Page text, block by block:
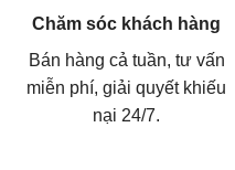
Chăm sóc khách hàng
Bán hàng cả tuần, tư vấn
miễn phí, giải quyết khiếu
nại 24/7.